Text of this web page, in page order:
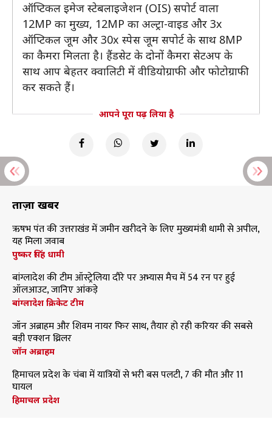
ऑप्टिकल इमेज स्टेबलाइजेशन (OIS) सपोर्ट वाला
12MP का मुख्य, 12MP का अल्ट्रा-वाइड और 3x
ऑप्टिकल जूम और 30x स्पेस जूम सपोर्ट के साथ 8MP
का कैमरा मिलता है। हैंडसेट के दोनों कैमरा सेटअप के
साथ आप बेहतर क्वालिटी में वीडियोग्राफी और फोटोग्राफी
कर सकते हैं।
आपने पूरा पढ़ लिया है
ताज़ा खबरें
ऋषभ पंत की उत्तराखंड में जमीन खरीदने के लिए मुख्यमंत्री धामी से अपील,
यह मिला जवाब
पुष्कर सिंह धामी
बांग्लादेश की टीम ऑस्ट्रेलिया दौरे पर अभ्यास मैच में 54 रन पर हुई
ऑलआउट, जानिए आंकड़े
बांग्लादेश क्रिकेट टीम
जॉन अब्राहम और शिवम नायर फिर साथ, तैयार हो रही करियर की सबसे
बड़ी एक्शन थ्रिलर
जॉन अब्राहम
हिमाचल प्रदेश के चंबा में यात्रियों से भरी बस पलटी, 7 की मौत और 11
घायल
हिमाचल प्रदेश